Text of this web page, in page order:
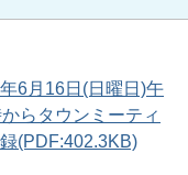
6月16日(日曜日)午
らタウンミーティ
(PDF:402.3KB)